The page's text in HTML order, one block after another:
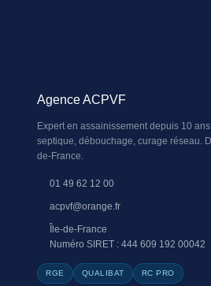
Agence ACPVF
Expert en assainissement depuis 10
septique, débouchage, curage réseau.
de-France.
01 49 62 12 00
acpvf@orange.fr
Île-de-France
Numéro SIRET : 444 609 192 00042
RGE QUALIBAT RC PRO